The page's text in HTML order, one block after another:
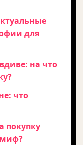
для
на что
что
покупку